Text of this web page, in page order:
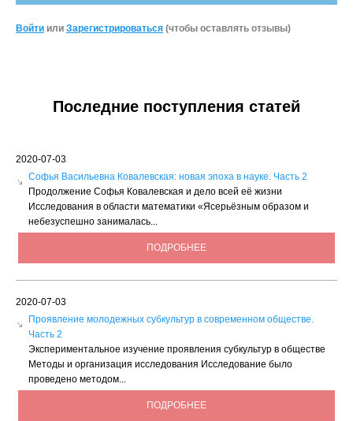
Войти или Зарегистрироваться (чтобы оставлять отзывы)
Последние поступления статей
2020-07-03
Софья Васильевна Ковалевская: новая эпоха в науке. Часть 2
Продолжение Софья Ковалевская и дело всей её жизни
Исследования в области математики «Ясерьёзным образом и
небезуспешно занималась...
ПОДРОБНЕЕ
2020-07-03
Проявление молодежных субкультур в современном обществе.
Часть 2
Экспериментальное изучение проявления субкультур в обществе
Методы и организация исследования Исследование было
проведено методом...
ПОДРОБНЕЕ